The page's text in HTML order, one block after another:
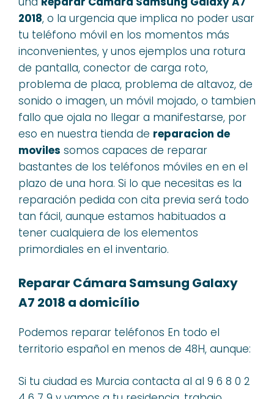
2018, o la urgencia que implica no poder usar
tu teléfono móvil en los momentos más
inconvenientes, y unos ejemplos una rotura
de pantalla, conector de carga roto,
problema de placa, problema de altavoz, de
sonido o imagen, un móvil mojado, o tambien
fallo que ojala no llegar a manifestarse, por
eso en nuestra tienda de reparacion de
moviles somos capaces de reparar
bastantes de los teléfonos móviles en en el
plazo de una hora. Si lo que necesitas es la
reparación pedida con cita previa será todo
tan fácil, aunque estamos habituados a
tener cualquiera de los elementos
primordiales en el inventario.
Reparar Cámara Samsung Galaxy
A7 2018 a domicílio
Podemos reparar teléfonos En todo el
territorio español en menos de 48H, aunque:
Si tu ciudad es Murcia contacta al al 9 6 8 0 2